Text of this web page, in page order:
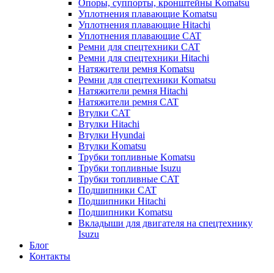
Опоры, суппорты, кронштейны Komatsu
Уплотнения плавающие Komatsu
Уплотнения плавающие Hitachi
Уплотнения плавающие CAT
Ремни для спецтехники CAT
Ремни для спецтехники Hitachi
Натяжители ремня Komatsu
Ремни для спецтехники Komatsu
Натяжители ремня Hitachi
Натяжители ремня CAT
Втулки CAT
Втулки Hitachi
Втулки Hyundai
Втулки Komatsu
Трубки топливные Komatsu
Трубки топливные Isuzu
Трубки топливные CAT
Подшипники CAT
Подшипники Hitachi
Подшипники Komatsu
Вкладыши для двигателя на спецтехнику
Isuzu
Блог
Контакты